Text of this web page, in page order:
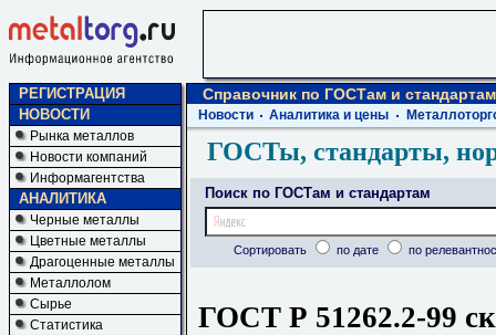
РЕГИСТРАЦИЯ
НОВОСТИ
Рынка металлов
Новости компаний
Информагентства
АНАЛИТИКА
Черные металлы
Цветные металлы
Драгоценные металлы
Металлолом
Сырье
Статистика
Справочник по ГОСТам и стандартам
Новости Аналитика и цены
ГОСТы, стандарты,
Поиск по ГОСТам и стандартам
Сортировать по дате по
ГОСТ Р 51262.2-99